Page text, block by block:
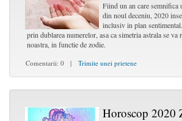
Fiind un an care
din noul deceniu, 2020
inclusiv in plan
prin dublarea numerelor, asa ca simetria astrala se va
noastra, in functie de zodie.
Comentarii: 0 | Trimite unei prietene
Horoscop 2020